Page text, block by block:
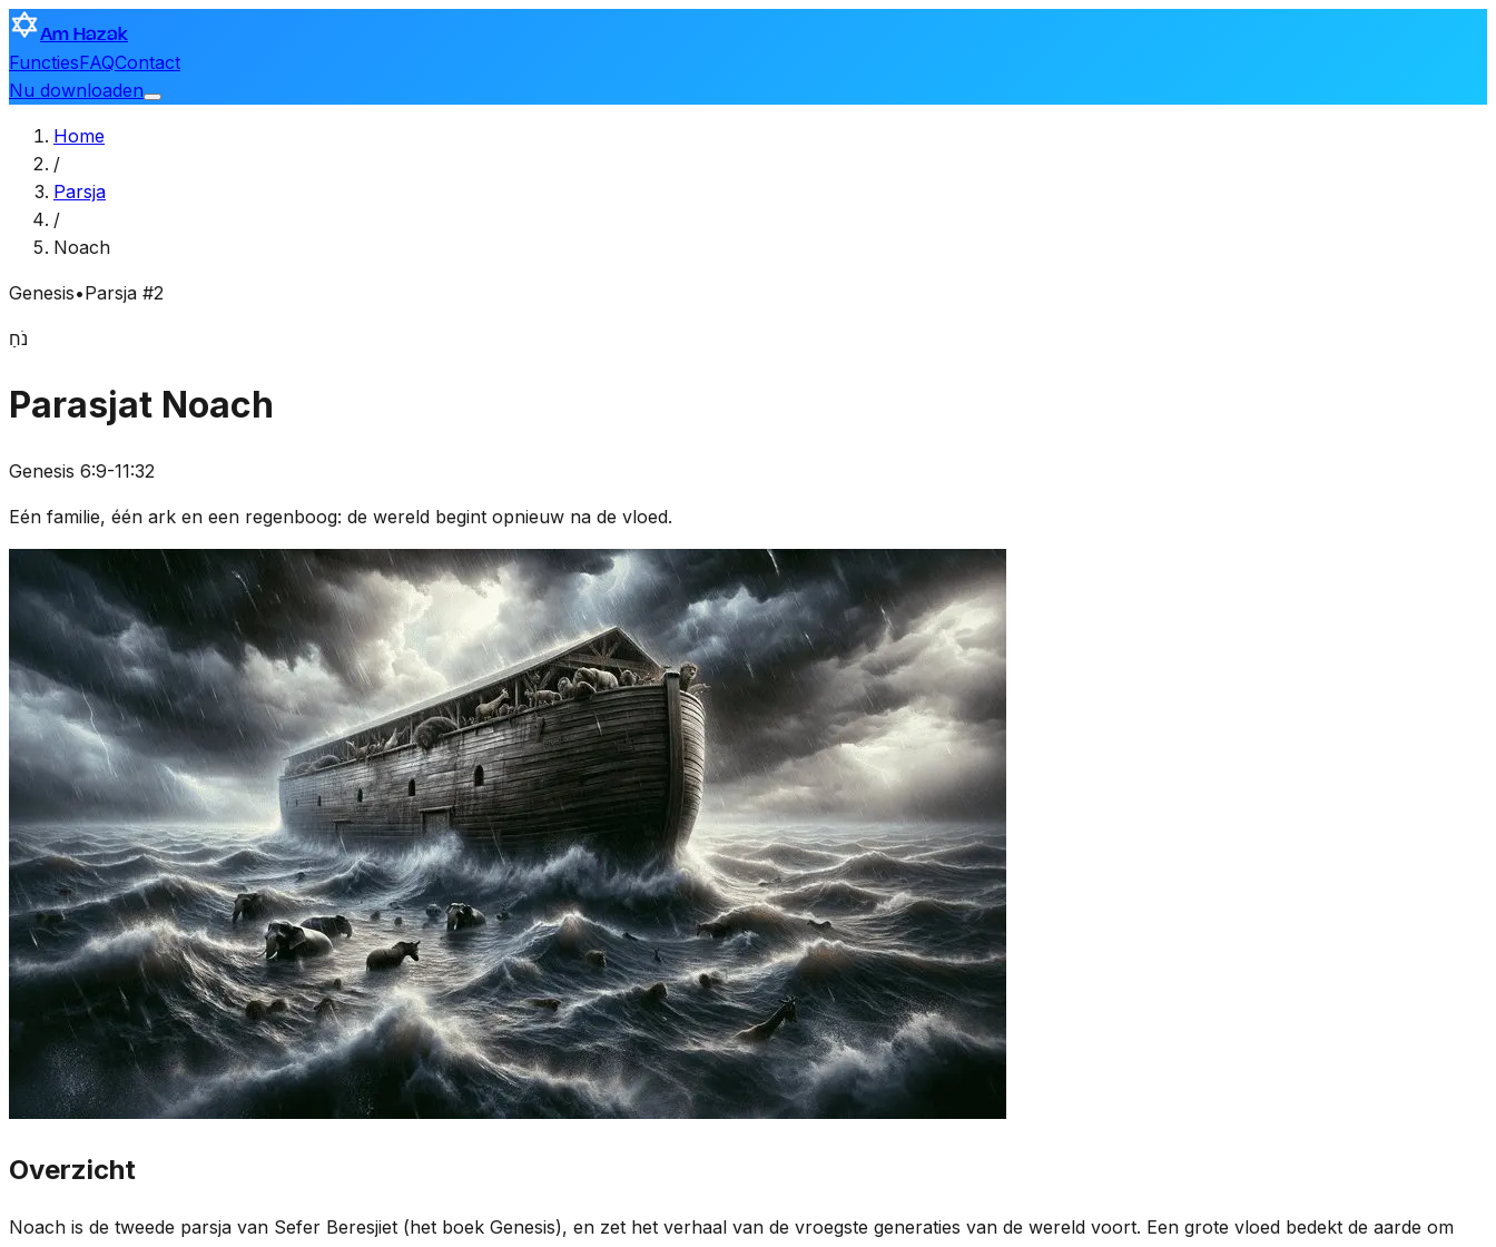
Am Hazak
FunctiesFAQContact
Nu downloaden
Home
/
Parsja
/
Noach
Genesis•Parsja #2
נֹחַ
Parasjat Noach
Genesis 6:9-11:32
Eén familie, één ark en een regenboog: de wereld begint opnieuw na de vloed.
Overzicht
Noach is de tweede parsja van Sefer Beresjiet (het boek Genesis), en zet het verhaal van de vroegste generaties van de wereld voort. Een grote vloed bedekt de aarde om